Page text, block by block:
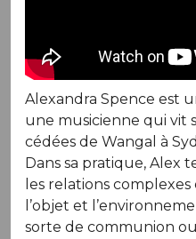
Alexandra Spence est
une musicienne qui vit
cédées de Wangal à
Dans sa pratique, Alex
les relations
l’objet et
sorte de communion